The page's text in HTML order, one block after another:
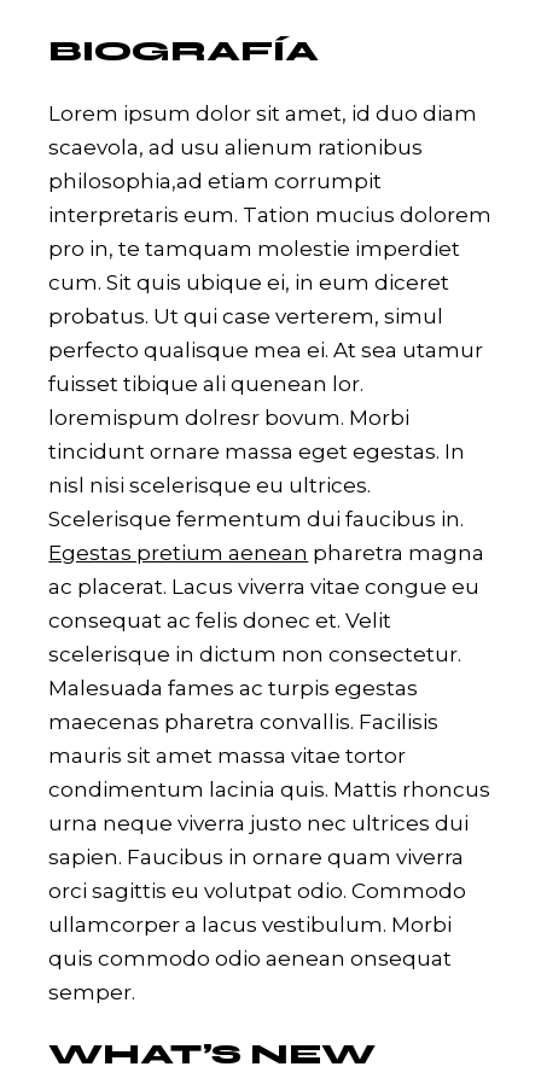
BIOGRAFÍA
Lorem ipsum dolor sit amet, id duo diam
scaevola, ad usu alienum rationibus
philosophia,ad etiam corrumpit
interpretaris eum. Tation mucius dolorem
pro in, te tamquam molestie imperdiet
cum. Sit quis ubique ei, in eum diceret
probatus. Ut qui case verterem, simul
perfecto qualisque mea ei. At sea utamur
fuisset tibique ali quenean lor.
loremispum dolresr bovum. Morbi
tincidunt ornare massa eget egestas. In
nisl nisi scelerisque eu ultrices.
Scelerisque fermentum dui faucibus in.
Egestas pretium aenean pharetra magna
ac placerat. Lacus viverra vitae congue eu
consequat ac felis donec et. Velit
scelerisque in dictum non consectetur.
Malesuada fames ac turpis egestas
maecenas pharetra convallis. Facilisis
mauris sit amet massa vitae tortor
condimentum lacinia quis. Mattis rhoncus
urna neque viverra justo nec ultrices dui
sapien. Faucibus in ornare quam viverra
orci sagittis eu volutpat odio. Commodo
ullamcorper a lacus vestibulum. Morbi
quis commodo odio aenean onsequat
semper.
WHAT’S NEW